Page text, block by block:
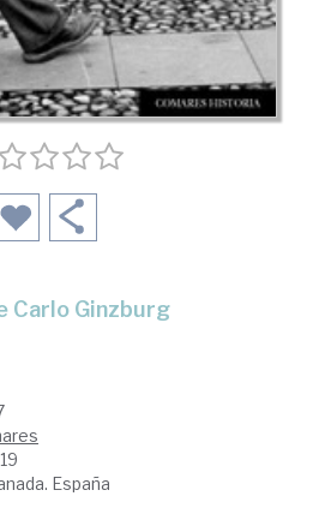
Carlo Ginzburg
España